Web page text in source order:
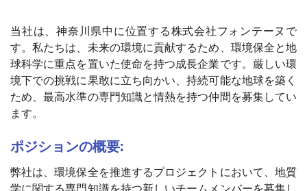
当社は、神奈川県中に位置する株式会社フォンテーヌで
す。私たちは、未来の環境に貢献するため、環境保全と地
球科学に重点を置いた使命を持つ成長企業です。厳しい環
境下での挑戦に果敢に立ち向かい、持続可能な地球を築く
ため、最高水準の専門知識と情熱を持つ仲間を募集してい
ます。
ポジションの概要:
弊社は、環境保全を推進するプロジェクトにおいて、地質
学に関する専門知識を持つ新しいチームメンバーを募集し